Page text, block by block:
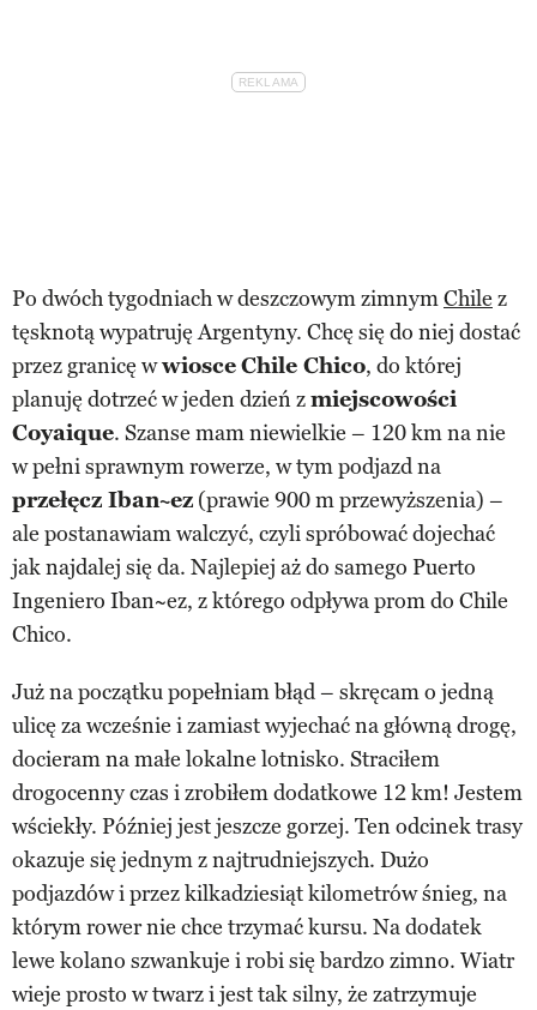
Po dwóch tygodniach w deszczowym zimnymChile z
tęsknotą wypatruję Argentyny. Chcę się do niej dostać
przez granicę wwiosceChile Chico, do której
planuję dotrzeć w jeden dzień zmiejscowości
Coyaique. Szanse mam niewielkie – 120 km na nie
w pełni sprawnym rowerze, w tym podjazd na
przełęcz Iban~ez (prawie 900 m przewyższenia) –
ale postanawiam walczyć, czyli spróbować dojechać
jak najdalej się da. Najlepiej aż do samego Puerto
Ingeniero Iban~ez, z którego odpływa prom do Chile
Chico.
Już na początku popełniam błąd – skręcam o jedną
ulicę za wcześnie i zamiast wyjechać na główną drogę,
docieram na małe lokalne lotnisko. Straciłem
drogocenny czas i zrobiłem dodatkowe 12 km! Jestem
wściekły. Później jest jeszcze gorzej. Ten odcinek trasy
okazuje się jednym z najtrudniejszych. Dużo
podjazdów i przez kilkadziesiąt kilometrów śnieg, na
którym rower nie chce trzymać kursu. Na dodatek
lewe kolano szwankuje i robi się bardzo zimno. Wiatr
wieje prosto w twarz i jest tak silny, że zatrzymuje